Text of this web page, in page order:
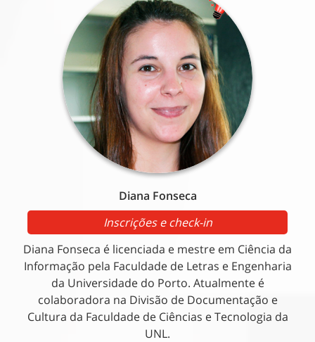
Diana Fonseca
Inscrições e check-in
Diana Fonseca é licenciada e mestre em Ciência da
Informação pela Faculdade de Letras e Engenharia
da Universidade do Porto. Atualmente é
colaboradora na Divisão de Documentação e
Cultura da Faculdade de Ciências e Tecnologia da
UNL.